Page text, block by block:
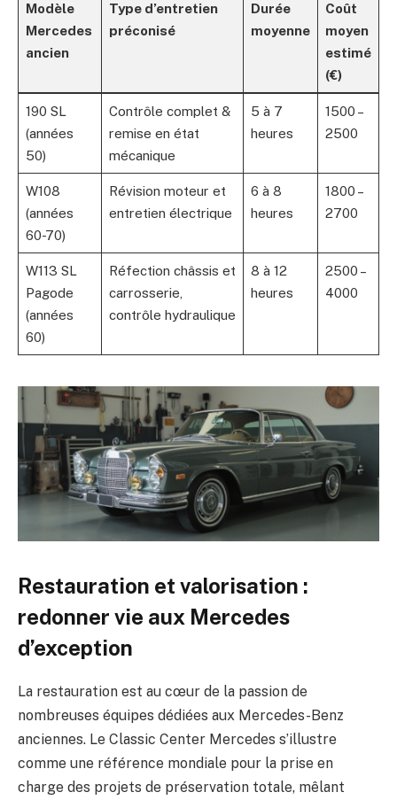
Modèle
Mercedes
ancien
Type d’entretien
préconisé
Durée
moyenne
Coût
moyen
estimé
(€)
190 SL
(années
50)
Contrôle complet &
remise en état
mécanique
5 à 7
heures
1500 –
2500
W108
(années
60-70)
Révision moteur et
entretien électrique
6 à 8
heures
1800 –
2700
W113 SL
Pagode
(années
60)
Réfection châssis et
carrosserie,
contrôle hydraulique
8 à 12
heures
2500 –
4000
Restauration et valorisation :
redonner vie aux Mercedes
d’exception
La restauration est au cœur de la passion de
nombreuses équipes dédiées aux Mercedes-Benz
anciennes. Le Classic Center Mercedes s’illustre
comme une référence mondiale pour la prise en
charge des projets de préservation totale, mêlant